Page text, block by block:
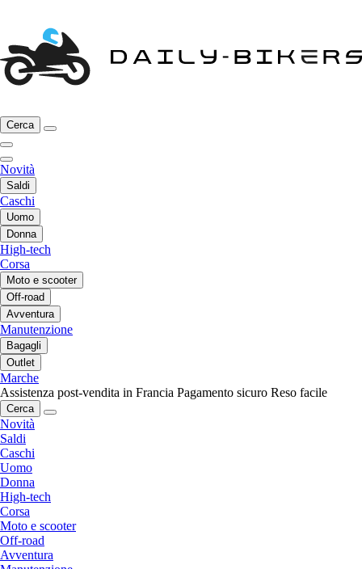
Cerca
Novità
Saldi
Caschi
Uomo
Donna
High-tech
Corsa
Moto e scooter
Off-road
Avventura
Manutenzione
Bagagli
Outlet
Marche
Assistenza post-vendita in Francia Pagamento sicuro Reso facile
Cerca
Novità
Saldi
Caschi
Uomo
Donna
High-tech
Corsa
Moto e scooter
Off-road
Avventura